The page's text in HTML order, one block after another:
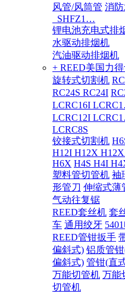
风管/风筒管 消
_SHFZ1…
锂电池充电式排
水驱动排烟机
汽油驱动排烟机
+ REED美国力
旋转式切割机
RC24S RC24I
LCRC16I
LCRC12I
LCRC8S
铰接式切割机
H12I H12X
H6X H4S H4I
塑料管切管机 袖
形管刀 伸缩式薄
气动往复锯
REED套丝机 套
车 通用绞牙
REED管钳扳手
偏斜式) 铝质管
偏斜式) 管钳(直
万能切管机 万能
切管机